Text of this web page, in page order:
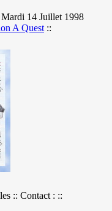
14 Juillet 1998
A Quest ::
:: Contact : ::